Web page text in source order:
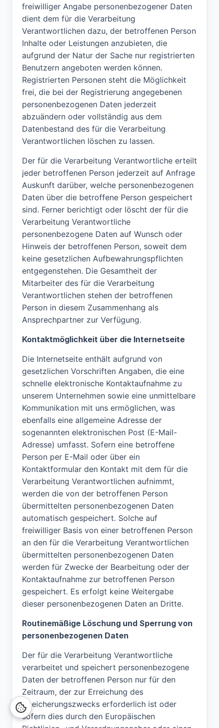
freiwilliger Angabe personenbezogener Daten
dient dem für die Verarbeitung
Verantwortlichen dazu, der betroffenen Person
Inhalte oder Leistungen anzubieten, die
aufgrund der Natur der Sache nur registrierten
Benutzern angeboten werden können.
Registrierten Personen steht die Möglichkeit
frei, die bei der Registrierung angegebenen
personenbezogenen Daten jederzeit
abzuändern oder vollständig aus dem
Datenbestand des für die Verarbeitung
Verantwortlichen löschen zu lassen.
Der für die Verarbeitung Verantwortliche erteilt
jeder betroffenen Person jederzeit auf Anfrage
Auskunft darüber, welche personenbezogenen
Daten über die betroffene Person gespeichert
sind. Ferner berichtigt oder löscht der für die
Verarbeitung Verantwortliche
personenbezogene Daten auf Wunsch oder
Hinweis der betroffenen Person, soweit dem
keine gesetzlichen Aufbewahrungspflichten
entgegenstehen. Die Gesamtheit der
Mitarbeiter des für die Verarbeitung
Verantwortlichen stehen der betroffenen
Person in diesem Zusammenhang als
Ansprechpartner zur Verfügung.
Kontaktmöglichkeit über die Internetseite
Die Internetseite enthält aufgrund von
gesetzlichen Vorschriften Angaben, die eine
schnelle elektronische Kontaktaufnahme zu
unserem Unternehmen sowie eine unmittelbare
Kommunikation mit uns ermöglichen, was
ebenfalls eine allgemeine Adresse der
sogenannten elektronischen Post (E-Mail-
Adresse) umfasst. Sofern eine betroffene
Person per E-Mail oder über ein
Kontaktformular den Kontakt mit dem für die
Verarbeitung Verantwortlichen aufnimmt,
werden die von der betroffenen Person
übermittelten personenbezogenen Daten
automatisch gespeichert. Solche auf
freiwilliger Basis von einer betroffenen Person
an den für die Verarbeitung Verantwortlichen
übermittelten personenbezogenen Daten
werden für Zwecke der Bearbeitung oder der
Kontaktaufnahme zur betroffenen Person
gespeichert. Es erfolgt keine Weitergabe
dieser personenbezogenen Daten an Dritte.
Routinemäßige Löschung und Sperrung von
personenbezogenen Daten
Der für die Verarbeitung Verantwortliche
verarbeitet und speichert personenbezogene
Daten der betroffenen Person nur für den
Zeitraum, der zur Erreichung des
Speicherungszwecks erforderlich ist oder
sofern dies durch den Europäischen